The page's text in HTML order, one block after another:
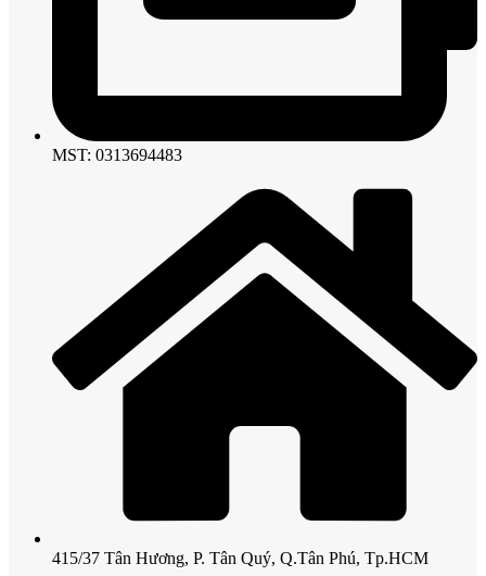
MST: 0313694483
415/37 Tân Hương, P. Tân Quý, Q.Tân Phú, Tp.HCM